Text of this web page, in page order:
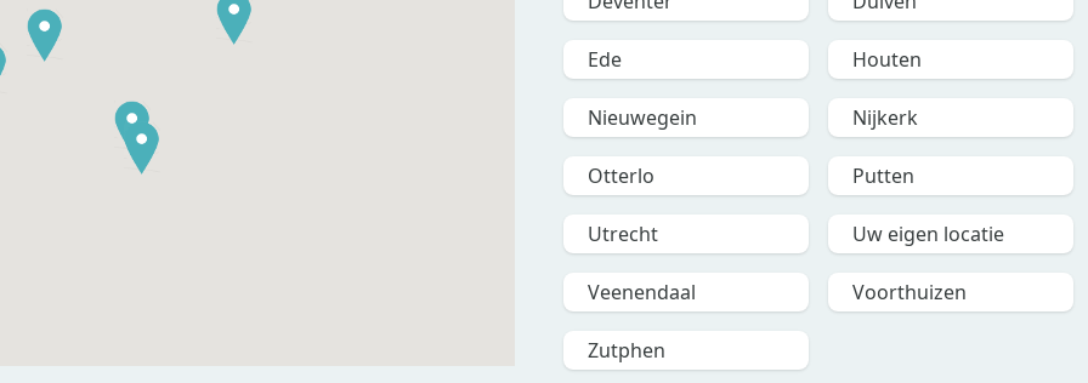
Ede Houten
Nieuwegein Nijkerk
Otterlo Putten
Utrecht Uw eigen locatie
Veenendaal Voorthuizen
Zutphen